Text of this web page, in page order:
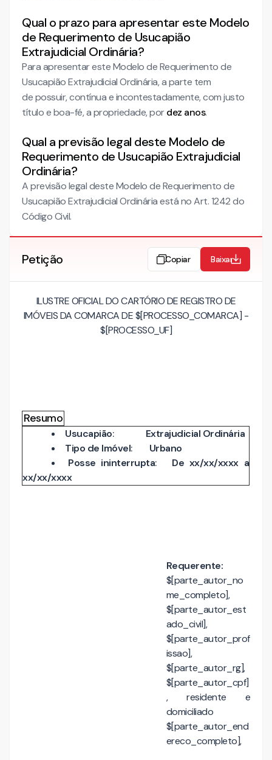
Qual o prazo para apresentar este Modelo
de Requerimento de Usucapião
Extrajudicial Ordinária?
Para apresentar este Modelo de Requerimento de
Usucapião Extrajudicial Ordinária, a parte tem
de possuir, contínua e incontestadamente, com justo
título e boa-fé, a propriedade, pordez anos.
Qual a previsão legal deste Modelo de
Requerimento de Usucapião Extrajudicial
Ordinária?
A previsão legal deste Modelo de Requerimento de
Usucapião Extrajudicial Ordinária está no Art. 1242 do
Código Civil.
Petição Copiar Baixar
ILUSTRE OFICIAL DO CARTÓRIO DE REGISTRO DE
IMÓVEIS DA COMARCA DE $[PROCESSO_COMARCA] -
$[PROCESSO_UF]
Resumo
Usucapião: Extrajudicial Ordinária
Tipo de Imóvel: Urbano
Posse ininterrupta: De xx/xx/xxxx a
xx/xx/xxxx
Requerente:
$[parte_autor_no
me_completo],
$[parte_autor_est
ado_civil],
$[parte_autor_prof
issao],
$[parte_autor_rg],
$[parte_autor_cpf]
, residente e
domiciliado
$[parte_autor_end
ereco_completo],